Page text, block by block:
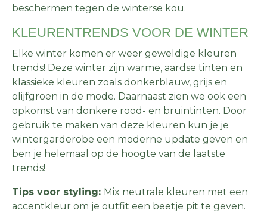
beschermen tegen de winterse kou.
KLEURENTRENDS VOOR DE WINTER
Elke winter komen er weer geweldige kleuren
trends! Deze winter zijn warme, aardse tinten en
klassieke kleuren zoals donkerblauw, grijs en
olijfgroen in de mode. Daarnaast zien we ook een
opkomst van donkere rood- en bruintinten. Door
gebruik te maken van deze kleuren kun je je
wintergarderobe een moderne update geven en
ben je helemaal op de hoogte van de laatste
trends!
Tips voor styling: Mix neutrale kleuren met een
accentkleur om je outfit een beetje pit te geven.